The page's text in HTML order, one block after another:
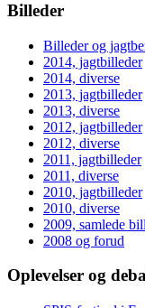
Billeder
Billeder og
2014, jagtbilleder
2014, diverse
2013, jagtbilleder
2013, diverse
2012, jagtbilleder
2012, diverse
2011, jagtbilleder
2011, diverse
2010, jagtbilleder
2010, diverse
2009, samlede
2008 og forud
Oplevelser og